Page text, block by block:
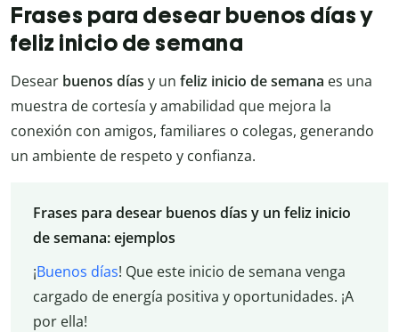
Frases para desear buenos días y
feliz inicio de semana
Desear buenos días y un feliz inicio de semana es una
muestra de cortesía y amabilidad que mejora la
conexión con amigos, familiares o colegas, generando
un ambiente de respeto y confianza.
Frases para desear buenos días y un feliz inicio
de semana: ejemplos
¡Buenos días! Que este inicio de semana venga
cargado de energía positiva y oportunidades. ¡A
por ella!